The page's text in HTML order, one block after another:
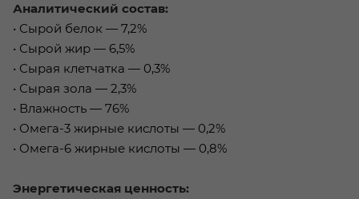
Аналитический состав:
• Сырой белок — 7,2%
• Сырой жир — 6,5%
• Сырая клетчатка — 0,3%
• Сырая зола — 2,3%
• Влажность — 76%
• Омега-3 жирные кислоты — 0,2%
• Омега-6 жирные кислоты — 0,8%
Энергетическая ценность: